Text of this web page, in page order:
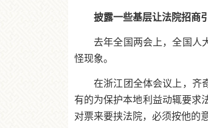
披露一些基层让法院招商
去年全国两会上，全国人
怪现象。
在浙江团全体会议上，齐
有的为保护本地利益动辄要求
对票来要挟法院，必须按他的